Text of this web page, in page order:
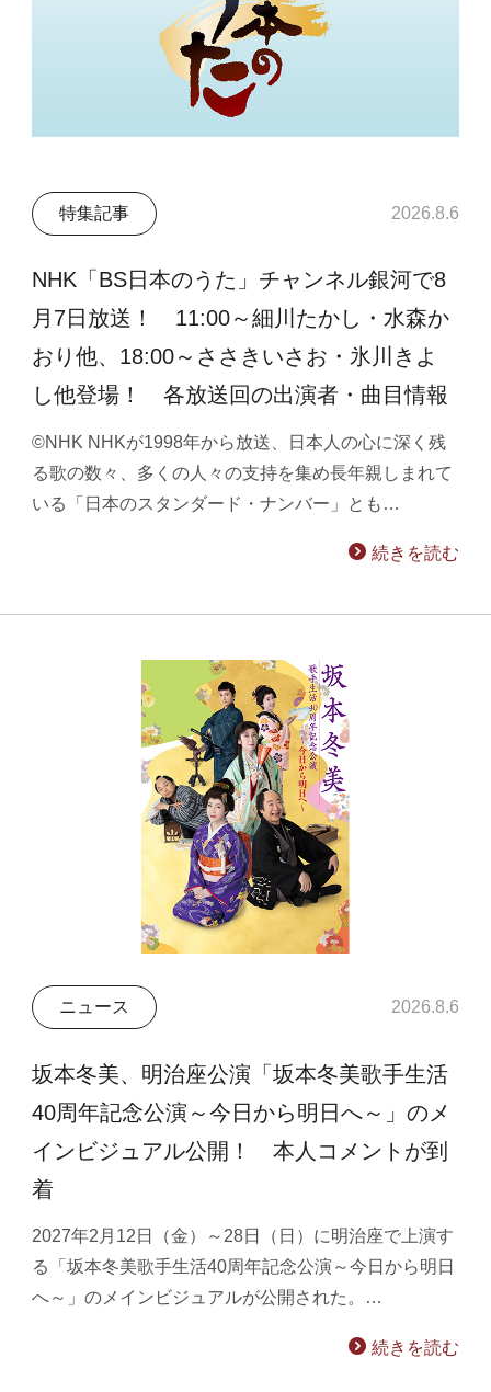
特集記事 2026.8.6
NHK「BS日本のうた」チャンネル銀河で8
月7日放送！ 11:00～細川たかし・水森か
おり他、18:00～ささきいさお・氷川きよ
し他登場！ 各放送回の出演者・曲目情報
©NHK NHKが1998年から放送、日本人の心に深く残
る歌の数々、多くの人々の支持を集め長年親しまれて
いる「日本のスタンダード・ナンバー」とも…
続きを読む
ニュース 2026.8.6
坂本冬美、明治座公演「坂本冬美歌手生活
40周年記念公演～今日から明日へ～」のメ
インビジュアル公開！ 本人コメントが到
着
2027年2月12日（金）～28日（日）に明治座で上演す
る「坂本冬美歌手生活40周年記念公演～今日から明日
へ～」のメインビジュアルが公開された。…
続きを読む